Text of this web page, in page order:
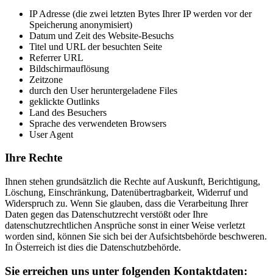
IP Adresse (die zwei letzten Bytes Ihrer IP werden vor der
Speicherung anonymisiert)
Datum und Zeit des Website-Besuchs
Titel und URL der besuchten Seite
Referrer URL
Bildschirmauflösung
Zeitzone
durch den User heruntergeladene Files
geklickte Outlinks
Land des Besuchers
Sprache des verwendeten Browsers
User Agent
Ihre Rechte
Ihnen stehen grundsätzlich die Rechte auf Auskunft, Berichtigung,
Löschung, Einschränkung, Datenübertragbarkeit, Widerruf und
Widerspruch zu. Wenn Sie glauben, dass die Verarbeitung Ihrer
Daten gegen das Datenschutzrecht verstößt oder Ihre
datenschutzrechtlichen Ansprüche sonst in einer Weise verletzt
worden sind, können Sie sich bei der Aufsichtsbehörde beschweren.
In Österreich ist dies die Datenschutzbehörde.
Sie erreichen uns unter folgenden Kontaktdaten: